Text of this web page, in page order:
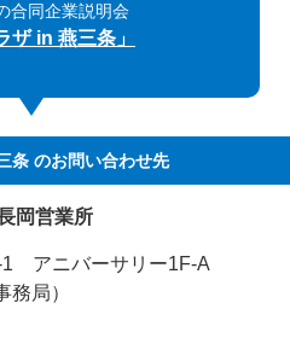
合同企業説明会
ザ in 燕三条」
条 のお問い合わせ先
岡営業所
1 アニバーサリー1F-A
局）